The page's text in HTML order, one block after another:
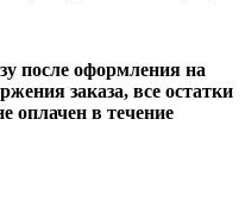
после оформления на
заказа, все остатки
оплачен в течение